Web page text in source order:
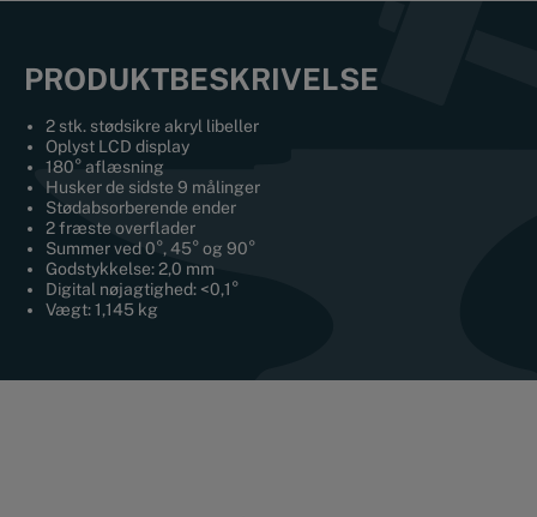
PRODUKTBESKRIVELSE
2 stk. stødsikre akryl libeller
Oplyst LCD display
180° aflæsning
Husker de sidste 9 målinger
Stødabsorberende ender
2 fræste overflader
Summer ved 0°, 45° og 90°
Godstykkelse: 2,0 mm
Digital nøjagtighed: <0,1°
Vægt: 1,145 kg